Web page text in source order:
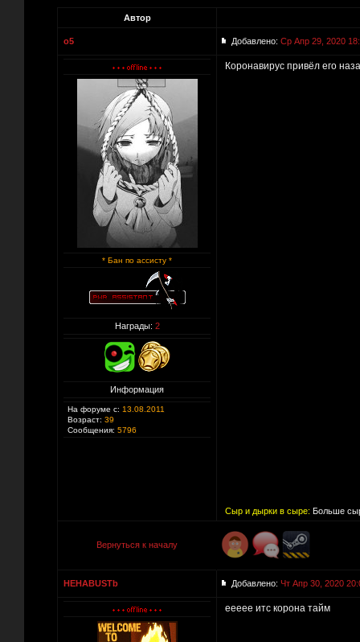
Автор
o5 Добавлено: Ср Апр 29, 2020
* Бан по ассисту *
Награды: 2
Информация
На форуме с: 13.08.2011
Возраст: 39
Сообщения: 5796
Коронавирус привёл его
Сыр и дырки в сыре: Больше
Вернуться к началу
HEHABUSTb Добавлено: Чт Апр 30, 2020
еееее итс корона тайм